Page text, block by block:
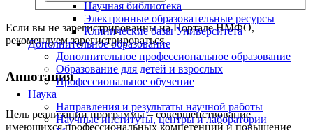
Научная библиотека
Электронные образовательные ресурсы
Клинические базы Университета
Дополнительное образование
Дополнительное профессиональное образование
Образование для детей и взрослых
Профессиональное обучение
Наука
Направления и результаты научной работы
Научные институты, центры и лаборатории
Если вы не зарегистрированны на Портале НМФО,
рекомендуем зарегистрироваться.
Аннотация
Цель реализации программы – совершенствование
имеющихся профессиональных компетенций и повышение